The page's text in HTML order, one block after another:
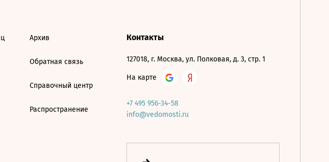
Архив
Обратная связь
Справочный центр
Распространение
Контакты
127018, г. Москва, ул. Полковая, д. 3, стр. 1
На карте
+7 495 956-34-58
info@vedomosti.ru